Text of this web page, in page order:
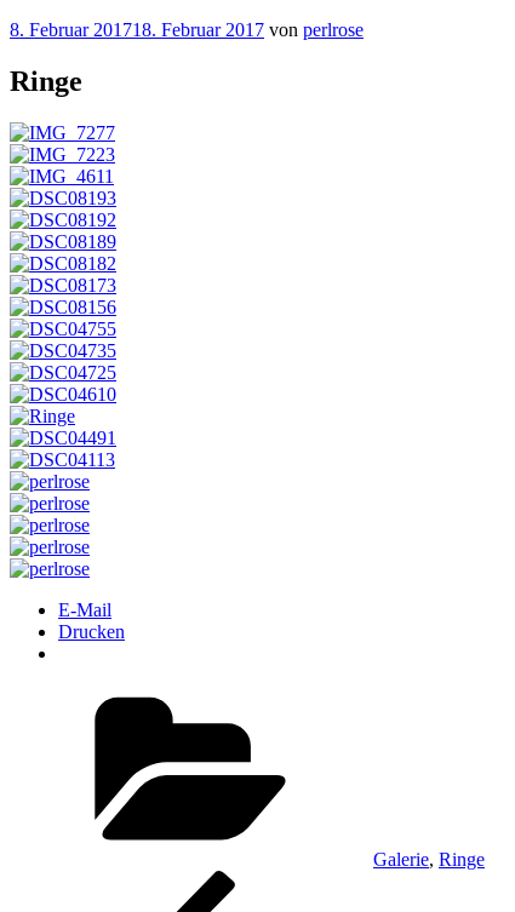
Veröffentlicht
8. Februar 201718. Februar 2017 von perlrose
Ringe
E-Mail
Drucken
Galerie, Ringe
Beitragsnavigation